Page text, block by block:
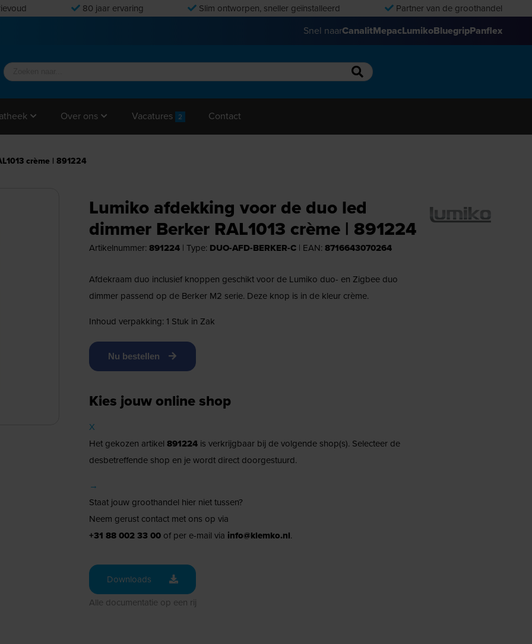
80 jaar ervaring Slim ontworpen, sneller geïnstalleerd Partner van de groothandel
Snel naarCanalitMepacLumikoBluegripPanflex
Over ons Vacatures 2 Contact
crème | 891224
Lumiko afdekking voor de duo led
dimmer Berker RAL1013 crème | 891224
Artikelnummer: 891224| Type: DUO-AFD-BERKER-C | EAN: 8716643070264
Afdekraam duo inclusief knoppen geschikt voor de Lumiko duo- en Zigbee duo
dimmer passend op de Berker M2 serie. Deze knop is in de kleur crème.
Inhoud verpakking: 1 Stuk in Zak
Nu bestellen
Kies jouw online shop
X
Het gekozen artikel 891224is verkrijgbaar bij de volgende shop(s). Selecteer de
desbetreffende shop en je wordt direct doorgestuurd.
→
Staat jouw groothandel hier niet tussen?
Neem gerust contact met ons op via
+31 88 002 33 00of per e-mail via info@klemko.nl.
Downloads
Alle documentatie op een rij